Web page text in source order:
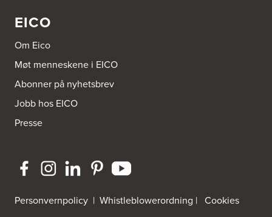
EICO
Om Eico
Møt menneskene i EICO
Abonner på nyhetsbrev
Jobb hos EICO
Presse
Personvernpolicy | Whistleblowerordning | Cookies